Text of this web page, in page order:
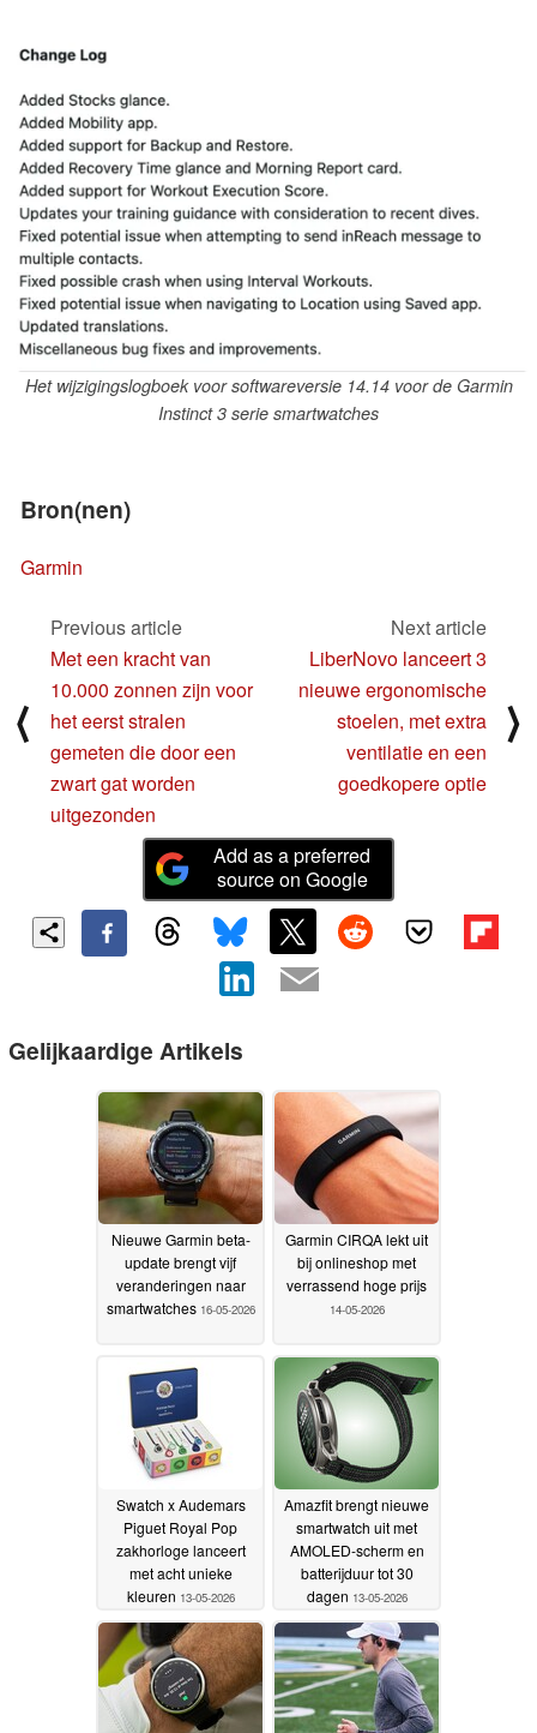
Het wijzigingslogboek voor softwareversie 14.14 voor de Garmin
Instinct 3 serie smartwatches
Bron(nen)
Garmin
⟨
Previous article
Met een kracht van
10.000 zonnen zijn voor
het eerst stralen
gemeten die door een
zwart gat worden
uitgezonden
Next article
LiberNovo lanceert 3
nieuwe ergonomische
stoelen, met extra
ventilatie en een
goedkopere optie
⟩
Add as a preferred
source on Google
Gelijkaardige Artikels
Nieuwe Garmin beta-
update brengt vijf
veranderingen naar
smartwatches 16-05-2026
Garmin CIRQA lekt uit
bij onlineshop met
verrassend hoge prijs
14-05-2026
Swatch x Audemars
Piguet Royal Pop
zakhorloge lanceert
met acht unieke
kleuren 13-05-2026
Amazfit brengt nieuwe
smartwatch uit met
AMOLED-scherm en
batterijduur tot 30
dagen 13-05-2026